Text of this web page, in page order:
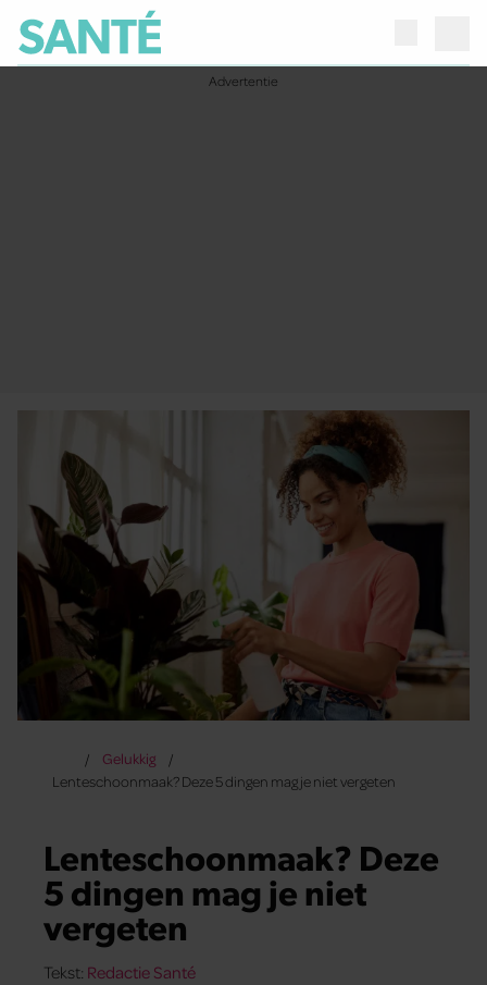
Gelukkig
Lenteschoonmaak? Deze 5 dingen mag je niet vergeten
Lenteschoonmaak? Deze
5 dingen mag je niet
vergeten
Tekst: Redactie Santé